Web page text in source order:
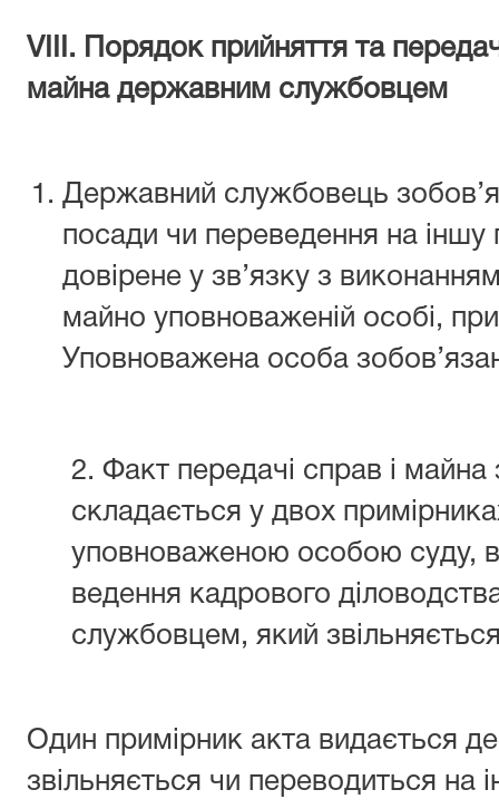
VIІI. Порядок прийняття та
майна державним службовцем
Державний службовець
посади чи переведення на іншу
довірене у зв’язку з
майно уповноваженій особі,
Уповноважена особа
2. Факт передачі справ і майна
складається у двох
уповноваженою особою суду,
ведення кадрового
службовцем, який
Один примірник акта видається
звільняється чи переводиться на